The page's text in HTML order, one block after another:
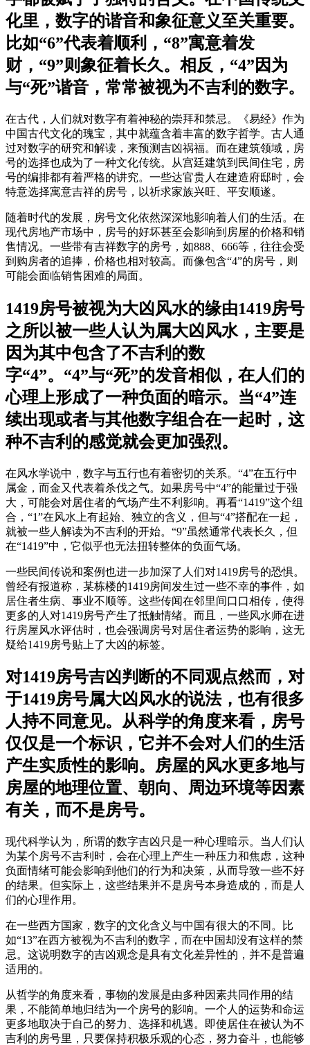
化里，数字的谐音和象征意义至关重要。
比如“6”代表着顺利，“8”寓意着发
财，“9”则象征着长久。相反，“4”因为
与“死”谐音，常常被视为不吉利的数字。
在古代，人们就对数字有着神秘的崇拜和禁忌。《易经》作为
中国古代文化的瑰宝，其中就蕴含着丰富的数字哲学。古人通
过对数字的研究和解读，来预测吉凶祸福。而在建筑领域，房
号的选择也成为了一种文化传统。从宫廷建筑到民间住宅，房
号的编排都有着严格的讲究。一些达官贵人在建造府邸时，会
特意选择寓意吉祥的房号，以祈求家族兴旺、平安顺遂。
随着时代的发展，房号文化依然深深地影响着人们的生活。在
现代房地产市场中，房号的好坏甚至会影响到房屋的价格和销
售情况。一些带有吉祥数字的房号，如888、666等，往往会受
到购房者的追捧，价格也相对较高。而像包含“4”的房号，则
可能会面临销售困难的局面。
1419房号被视为大凶风水的缘由1419房号
之所以被一些人认为属大凶风水，主要是
因为其中包含了不吉利的数
字“4”。“4”与“死”的发音相似，在人们的
心理上形成了一种负面的暗示。当“4”连
续出现或者与其他数字组合在一起时，这
种不吉利的感觉就会更加强烈。
在风水学说中，数字与五行也有着密切的关系。“4”在五行中
属金，而金又代表着杀伐之气。如果房号中“4”的能量过于强
大，可能会对居住者的气场产生不利影响。再看“1419”这个组
合，“1”在风水上有起始、独立的含义，但与“4”搭配在一起，
就被一些人解读为不吉利的开始。“9”虽然通常代表长久，但
在“1419”中，它似乎也无法扭转整体的负面气场。
一些民间传说和案例也进一步加深了人们对1419房号的恐惧。
曾经有报道称，某栋楼的1419房间发生过一些不幸的事件，如
居住者生病、事业不顺等。这些传闻在邻里间口口相传，使得
更多的人对1419房号产生了抵触情绪。而且，一些风水师在进
行房屋风水评估时，也会强调房号对居住者运势的影响，这无
疑给1419房号贴上了大凶的标签。
对1419房号吉凶判断的不同观点然而，对
于1419房号属大凶风水的说法，也有很多
人持不同意见。从科学的角度来看，房号
仅仅是一个标识，它并不会对人们的生活
产生实质性的影响。房屋的风水更多地与
房屋的地理位置、朝向、周边环境等因素
有关，而不是房号。
现代科学认为，所谓的数字吉凶只是一种心理暗示。当人们认
为某个房号不吉利时，会在心理上产生一种压力和焦虑，这种
负面情绪可能会影响到他们的行为和决策，从而导致一些不好
的结果。但实际上，这些结果并不是房号本身造成的，而是人
们的心理作用。
在一些西方国家，数字的文化含义与中国有很大的不同。比
如“13”在西方被视为不吉利的数字，而在中国却没有这样的禁
忌。这说明数字的吉凶观念是具有文化差异性的，并不是普遍
适用的。
从哲学的角度来看，事物的发展是由多种因素共同作用的结
果，不能简单地归结为一个房号的影响。一个人的运势和命运
更多地取决于自己的努力、选择和机遇。即使居住在被认为不
吉利的房号里，只要保持积极乐观的心态，努力奋斗，也能够